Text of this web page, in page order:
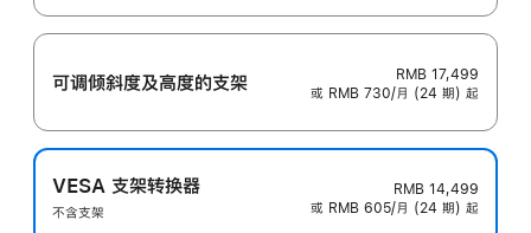
可调倾斜度及高‍度的支‍架
RMB 17,499
或 RMB 730/月 (24 期) 起
VESA 支架转换器
不含支架
RMB 14,499
或 RMB 605/月 (24 期) 起